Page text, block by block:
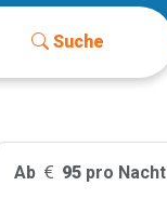
Suche
Ab 95pro Nacht